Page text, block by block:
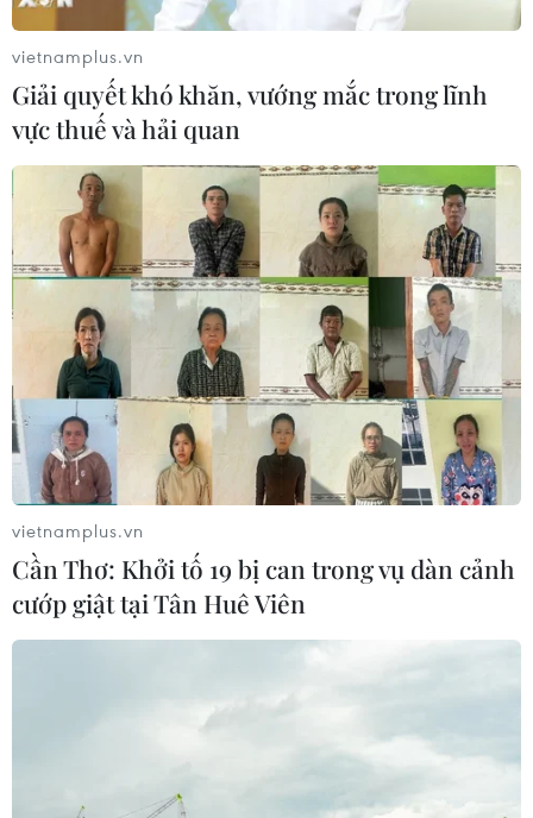
TIN CÙNG CHUYÊN MỤC
Thượng viện Mỹ thông qua dự luật
trừng phạt Nga
08/08/2026 03:50
Canada, Mỹ đàm phán thỏa thuận
thương mại tạm thời nhằm hạ nhiệt
vietnamplus.vn
Giải quyết khó khăn, vướng mắc trong lĩnh
vực thuế và hải quan
vietnamplus.vn
Cần Thơ: Khởi tố 19 bị can trong vụ dàn cảnh
cướp giật tại Tân Huê Viên